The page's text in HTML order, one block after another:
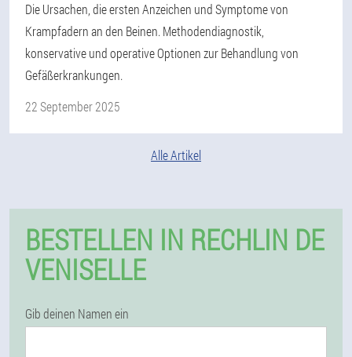
Die Ursachen, die ersten Anzeichen und Symptome von
Krampfadern an den Beinen. Methodendiagnostik,
konservative und operative Optionen zur Behandlung von
Gefäßerkrankungen.
22 September 2025
Alle Artikel
BESTELLEN IN RECHLIN DE
VENISELLE
Gib deinen Namen ein